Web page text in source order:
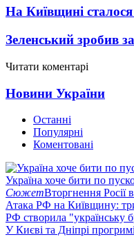
На Київщині
Зеленський зробив
Читати коментарі
Новини України
Останні
Популярні
Коментовані
Україна хоче бити по
СюжетВторгнення Росії
Атака РФ на Київщину:
РФ створила "українську
У Києві та Дніпрі